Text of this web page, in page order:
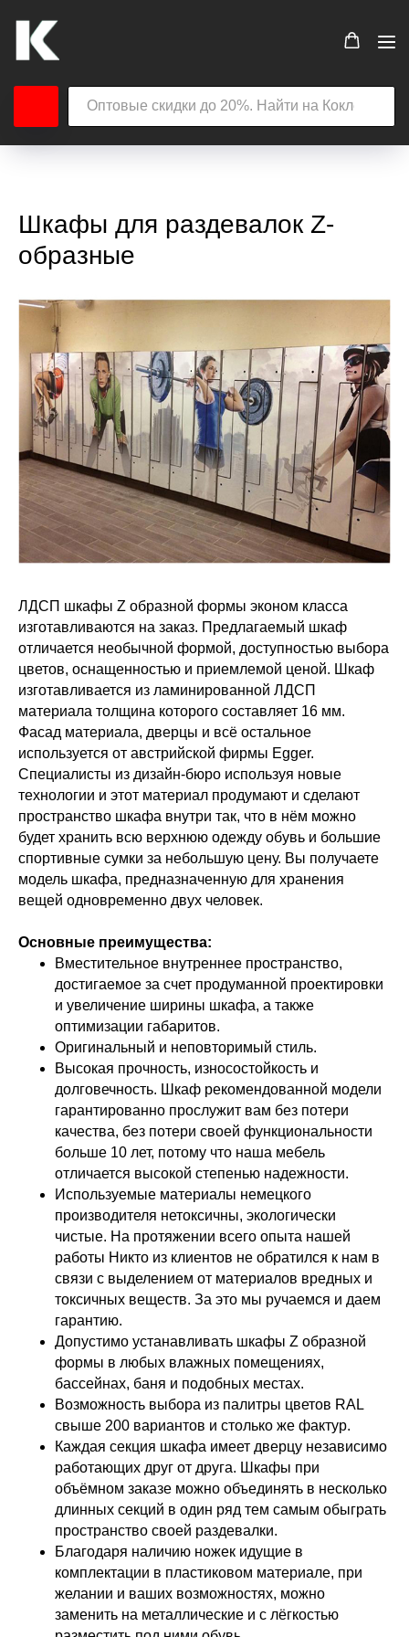
Шкафы для раздевалок Z-
образные
ЛДСП шкафы Z образной формы эконом класса
изготавливаются на заказ. Предлагаемый шкаф
отличается необычной формой, доступностью выбора
цветов, оснащенностью и приемлемой ценой. Шкаф
изготавливается из ламинированной ЛДСП
материала толщина которого составляет 16 мм.
Фасад материала, дверцы и всё остальное
используется от австрийской фирмы Egger.
Специалисты из дизайн-бюро используя новые
технологии и этот материал продумают и сделают
пространство шкафа внутри так, что в нём можно
будет хранить всю верхнюю одежду обувь и большие
спортивные сумки за небольшую цену. Вы получаете
модель шкафа, предназначенную для хранения
вещей одновременно двух человек.
Основные преимущества:
Вместительное внутреннее пространство,
достигаемое за счет продуманной проектировки
и увеличение ширины шкафа, а также
оптимизации габаритов.
Оригинальный и неповторимый стиль.
Высокая прочность, износостойкость и
долговечность. Шкаф рекомендованной модели
гарантированно прослужит вам без потери
качества, без потери своей функциональности
больше 10 лет, потому что наша мебель
отличается высокой степенью надежности.
Используемые материалы немецкого
производителя нетоксичны, экологически
чистые. На протяжении всего опыта нашей
работы Никто из клиентов не обратился к нам в
связи с выделением от материалов вредных и
токсичных веществ. За это мы ручаемся и даем
гарантию.
Допустимо устанавливать шкафы Z образной
формы в любых влажных помещениях,
бассейнах, баня и подобных местах.
Возможность выбора из палитры цветов RAL
свыше 200 вариантов и столько же фактур.
Каждая секция шкафа имеет дверцу независимо
работающих друг от друга. Шкафы при
объёмном заказе можно объединять в несколько
длинных секций в один ряд тем самым обыграть
пространство своей раздевалки.
Благодаря наличию ножек идущие в
комплектации в пластиковом материале, при
желании и ваших возможностях, можно
заменить на металлические и с лёгкостью